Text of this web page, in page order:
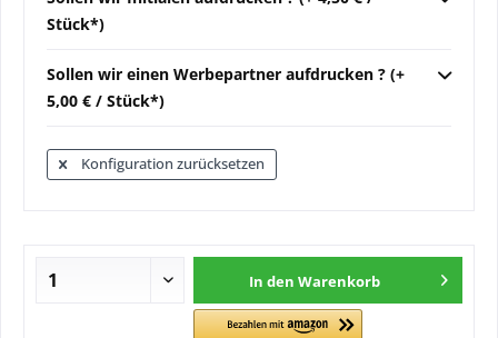
Stück*)
Sollen wir einen Werbepartner aufdrucken ? (+
5,00 € / Stück*)
Konfiguration zurücksetzen
In den Warenkorb